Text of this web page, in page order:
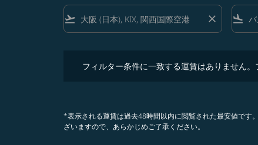
flight_takeoff close flight_land
フィルター条件に一致する運賃はありません。
*表示される運賃は過去48時間以内に閲覧された最安値です
ざいますので、あらかじめご了承ください。